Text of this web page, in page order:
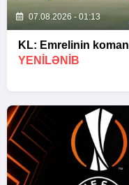
07.08.2026 - 01:13
KL: Emrelinin
YENİLƏNİB